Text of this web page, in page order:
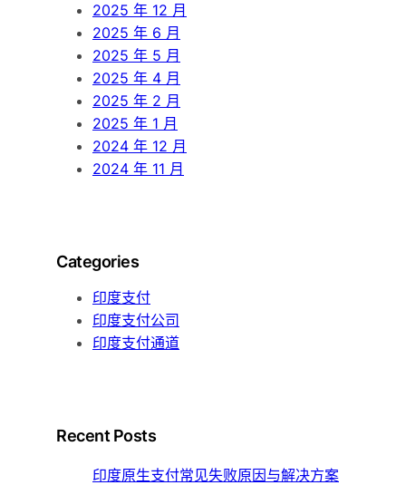
2025 年 12 月
2025 年 6 月
2025 年 5 月
2025 年 4 月
2025 年 2 月
2025 年 1 月
2024 年 12 月
2024 年 11 月
Categories
印度支付
印度支付公司
印度支付通道
Recent Posts
印度原生支付常见失败原因与解决方案